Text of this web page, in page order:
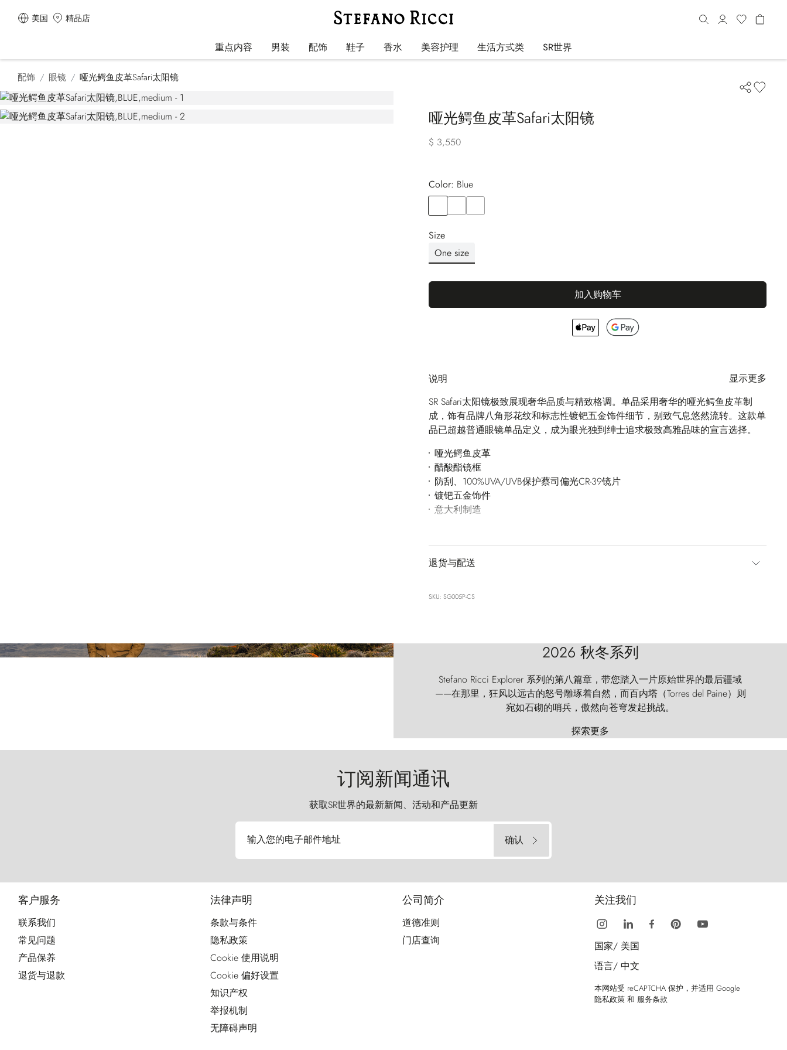
美国 精品店
重点内容 男装 配饰 鞋子 香水 美容护理 生活方式类 SR世界
配饰 眼镜 哑光鳄鱼皮革Safari太阳镜
哑光鳄鱼皮革Safari太阳镜
$ 3,550
Color:
blue
Size
One size
加入购物车
说明
显示更多
SR Safari太阳镜极致展现奢华品质与精致格调。单品采用奢华的哑光鳄鱼皮革制
成，饰有品牌八角形花纹和标志性镀钯五金饰件细节，别致气息悠然流转。这款单
品已超越普通眼镜单品定义，成为眼光独到绅士追求极致高雅品味的宣言选择。
哑光鳄鱼皮革
醋酸酯镜框
防刮、100%UVA/UVB保护蔡司偏光CR-39镜片
镀钯五金饰件
意大利制造
退货与配送
SKU: SG005P-CS
2026 秋冬系列
Stefano Ricci Explorer 系列的第八篇章，带您踏入一片原始世界的最后疆域
——在那里，狂风以远古的怒号雕琢着自然，而百内塔（Torres del Paine）则
宛如石砌的哨兵，傲然向苍穹发起挑战。
探索更多
订阅新闻通讯
获取SR世界的最新新闻、活动和产品更新
输入您的电子邮件地址 确认
客户服务
联系我们
常见问题
产品保养
退货与退款
法律声明
条款与条件
隐私政策
Cookie 使用说明
Cookie 偏好设置
知识产权
举报机制
无障碍声明
公司简介
道德准则
门店查询
关注我们
国家/ 美国
语言/ 中文
本网站受 reCAPTCHA 保护，并适用 Google
隐私政策 和 服务条款